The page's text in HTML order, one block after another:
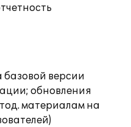
версии
обновления
материалам на